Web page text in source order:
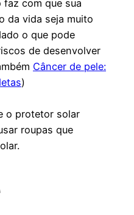
faz com que sua
da vida seja muito
o que pode
de desenvolver
Câncer de pele:
)
o protetor solar
roupas que